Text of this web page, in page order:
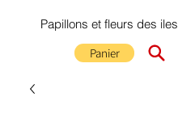
Papillons et fleurs des iles
Panier